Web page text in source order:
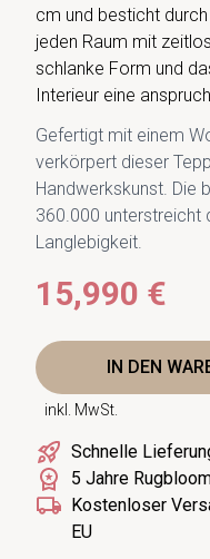
cm und besticht
jeden Raum mit
schlanke Form und
Interieur eine
Gefertigt mit einem
verkörpert dieser
Handwerkskunst. Die
360.000 unterstreicht
Langlebigkeit.
15,990 €
IN DEN
inkl. MwSt.
Schnelle
5 Jahre
Kostenloser
EU